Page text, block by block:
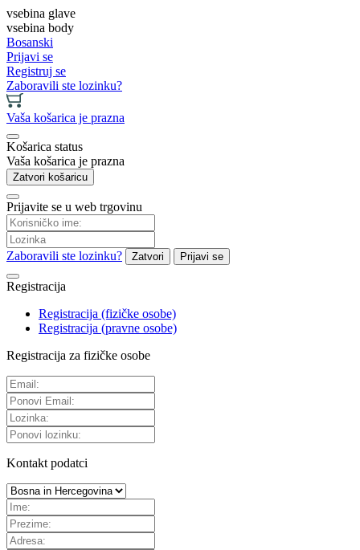
vsebina glave
vsebina body
Bosanski
Prijavi se
Registruj se
Zaboravili ste lozinku?
Vaša košarica je prazna
Košarica status
Vaša košarica je prazna
Zatvori košaricu
Prijavite se u web trgovinu
Zaboravili ste lozinku? Zatvori Prijavi se
Registracija
Registracija (fizičke osobe)
Registracija (pravne osobe)
Registracija za fizičke osobe
Kontakt podatci